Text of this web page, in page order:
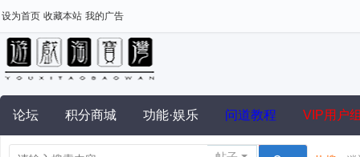
设为首页 收藏本站 我的广告
论坛 积分商城 功能·娱乐 问道教程 VIP用户